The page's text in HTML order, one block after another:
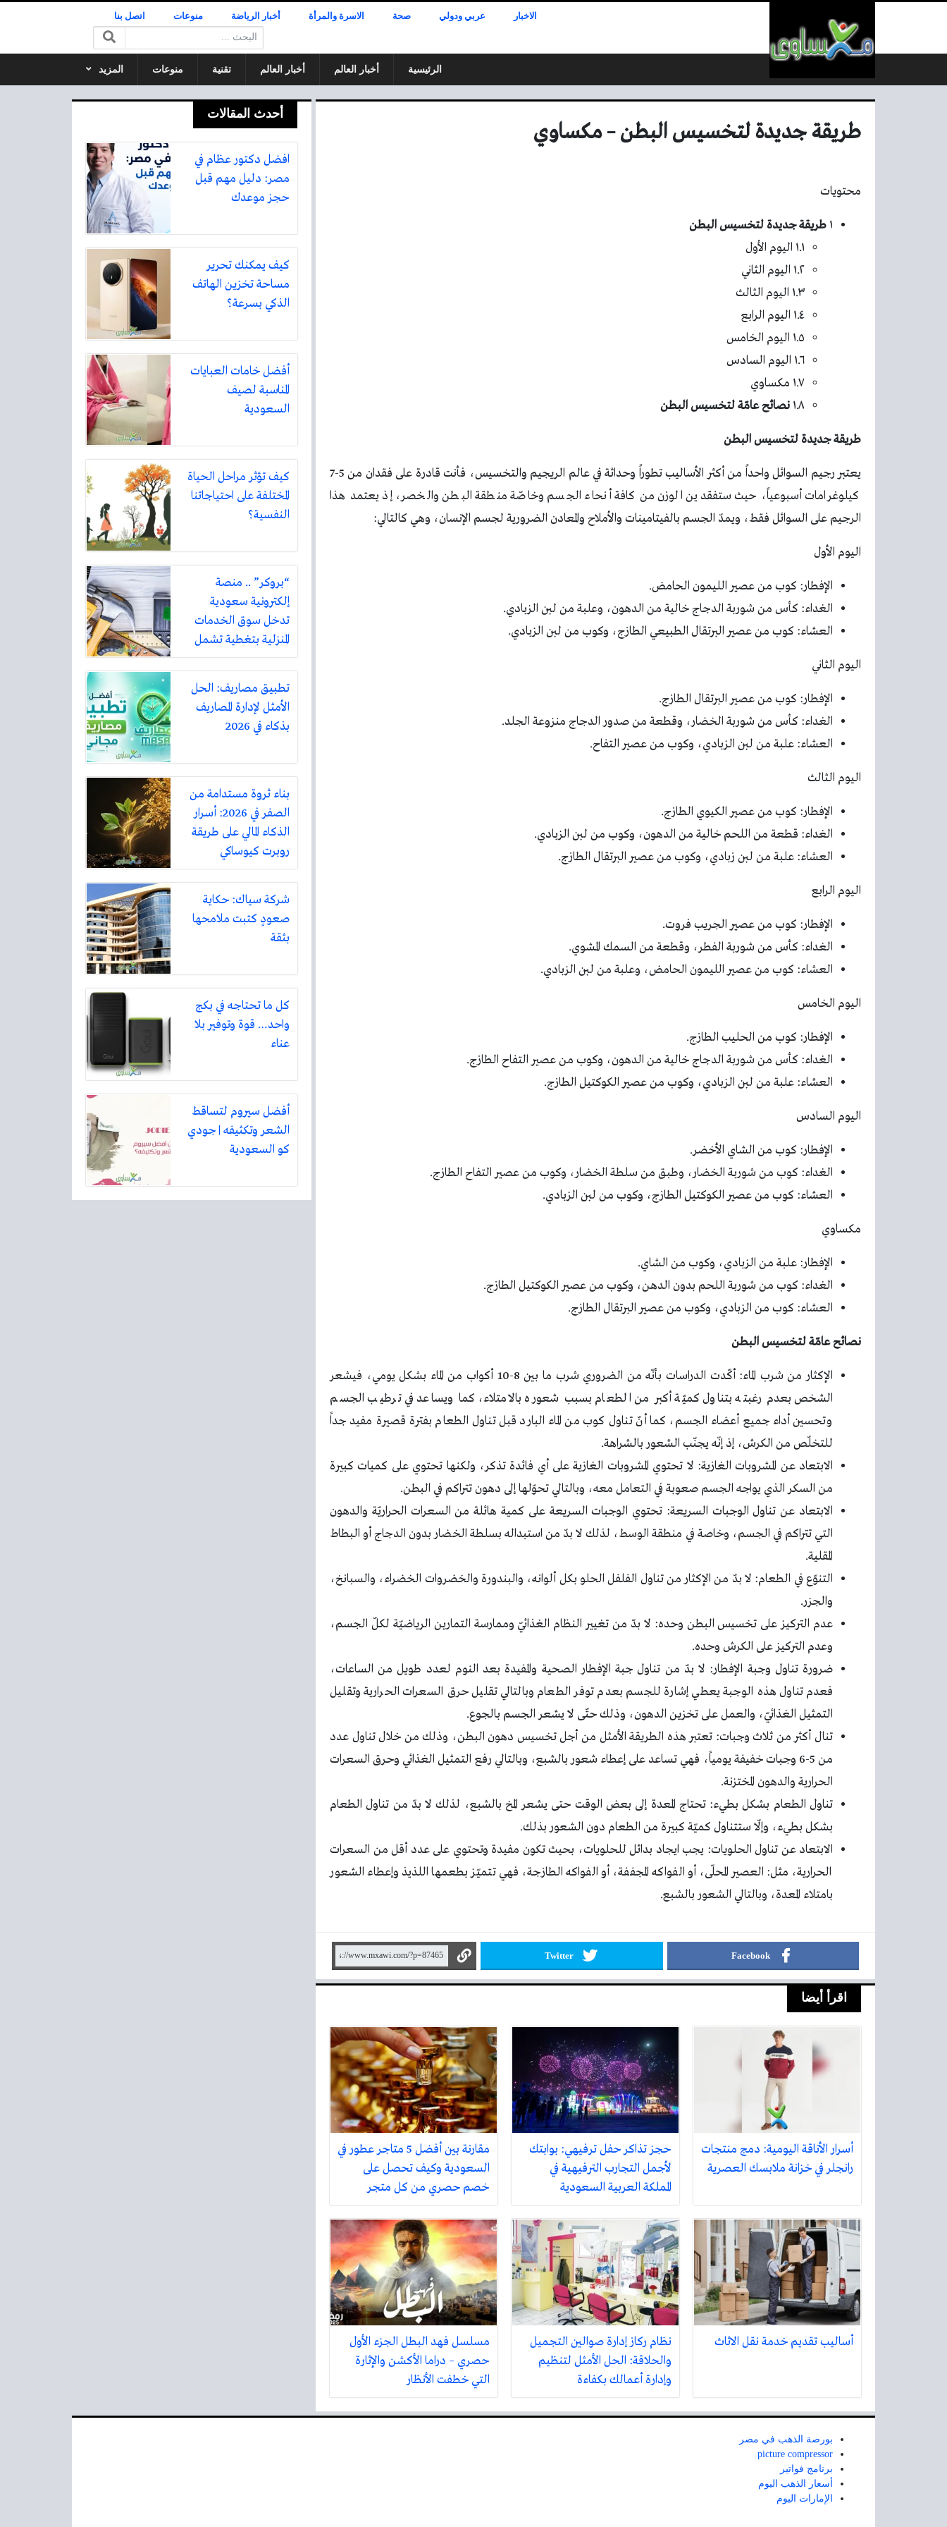
الاخبار عربي ودولي صحة الاسرة والمرأة أخبار الرياضة منوعات اتصل بنا
البحث:
الرئيسية أخبار العالم أخبار العالم تقنية منوعات المزيد
طريقة جديدة لتخسيس البطن – مكساوي
محتويات
١ طريقة جديدة لتخسيس البطن
١.١ اليوم الأول
١.٢ اليوم الثاني
١.٣ اليوم الثالث
١.٤ اليوم الرابع
١.٥ اليوم الخامس
١.٦ اليوم السادس
١.٧ مكساوي
١.٨ نصائح عامّة لتخسيس البطن
طريقة جديدة لتخسيس البطن
يعتبر رجيم السوائل واحداً من أكثر الأساليب تطوراً وحداثة في عالم الريجيم والتخسيس، فأنت قادرة على فقدان من 5-7
كيلوغرامات أسبوعياً، حيث ستفقدين الوزن من كافة أنحاء الجسم وخاصّة منطقة البطن والخصر، إذ يعتمد هذا
الرجيم على السوائل فقط، ويمدّ الجسم بالفيتامينات والأملاح والمعادن الضرورية لجسم الإنسان، وهي كالتالي:
اليوم الأول
الإفطار: كوب من عصير الليمون الحامض.
الغداء: كأس من شوربة الدجاج خالية من الدهون، وعلبة من لبن الزبادي.
العشاء: كوب من عصير البرتقال الطبيعي الطازج، وكوب من لبن الزبادي.
اليوم الثاني
الإفطار: كوب من عصير البرتقال الطازج.
الغداء: كأس من شوربة الخضار، وقطعة من صدور الدجاج منزوعة الجلد.
العشاء: علبة من لبن الزبادي، وكوب من عصير التفاح.
اليوم الثالث
الإفطار: كوب من عصير الكيوي الطازج.
الغداء: قطعة من اللحم خالية من الدهون، وكوب من لبن الزبادي.
العشاء: علبة من لبن زبادي، وكوب من عصير البرتقال الطازج.
اليوم الرابع
الإفطار: كوب من عصير الجريب فروت.
الغداء: كأس من شوربة الفطر، وقطعة من السمك المشوي.
العشاء: كوب من عصير الليمون الحامض، وعلبة من لبن الزبادي.
اليوم الخامس
الإفطار: كوب من الحليب الطازج.
الغداء: كأس من شوربة الدجاج خالية من الدهون، وكوب من عصير التفاح الطازج.
العشاء: علبة من لبن الزبادي، وكوب من عصير الكوكتيل الطازج.
اليوم السادس
الإفطار: كوب من الشاي الأخضر.
الغداء: كوب من شوربة الخضار، وطبق من سلطة الخضار، وكوب من عصير التفاح الطازج.
العشاء: كوب من عصير الكوكتيل الطازج، وكوب من لبن الزبادي.
مكساوي
الإفطار: علبة من الزبادي، وكوب من الشاي.
الغداء: كوب من شوربة اللحم بدون الدهن، وكوب من عصير الكوكتيل الطازج.
العشاء: كوب من الزبادي، وكوب من عصير البرتقال الطازج.
نصائح عامّة لتخسيس البطن
الإكثار من شرب الماء: أكّدت الدراسات بأنّه من الضروري شرب ما بين 8-10 أكواب من الماء بشكل يومي، فيشعر
الشخص بعدم رغبته بتناول كميّة أكبر من الطعام بسبب شعوره بالامتلاء، كما ويساعد في ترطيب الجسم
وتحسين أداء جميع أعضاء الجسم، كما أنّ تناول كوب من الماء البارد قبل تناول الطعام بفترة قصيرة مفيد جداً
للتخلّص من الكرش، إذ إنّه يجنّب الشعور بالشراهة.
الابتعاد عن المشروبات الغازية: لا تحتوي المشروبات الغازية على أي فائدة تذكر، ولكنها تحتوي على كميات كبيرة
من السكر الذي يواجه الجسم صعوبة في التعامل معه، وبالتالي تحوّلها إلى دهون تتراكم في البطن.
الابتعاد عن تناول الوجبات السريعة: تحتوي الوجبات السريعة على كمية هائلة من السعرات الحراريّة والدهون
التي تتراكم في الجسم، وخاصة في منطقة الوسط، لذلك لا بدّ من استبداله بسلطة الخضار بدون الدجاج أو البطاط
المقلية.
التنوّع في الطعام: لا بدّ من الإكثار من تناول الفلفل الحلو بكل ألوانه، والبندورة والخضروات الخضراء، والسبانخ،
والجزر.
عدم التركيز على تخسيس البطن وحده: لا بدّ من تغيير النظام الغذائيّ وممارسة التمارين الرياضيّة لكلّ الجسم،
وعدم التركيز على الكرش وحده.
ضرورة تناول وجبة الإفطار: لا بدّ من تناول جبة الإفطار الصحية والمفيدة بعد النوم لعدد طويل من الساعات،
فعدم تناول هذه الوجبة يعطي إشارة للجسم بعدم توفر الطعام وبالتالي تقليل حرق السعرات الحرارية وتقليل
التمثيل الغذائيّ، والعمل على تخزين الدهون، وذلك حتّى لا يشعر الجسم بالجوع.
تنال أكثر من ثلاث وجبات: تعتبر هذه الطريقة الأمثل من أجل تخسيس دهون البطن، وذلك من خلال تناول عدد
من 5-6 وجبات خفيفة يومياً، فهي تساعد على إعطاء شعور بالشبع، وبالتالي رفع التمثيل الغذائي وحرق السعرات
الحرارية والدهون المختزنة.
تناول الطعام بشكل بطيء: تحتاج المعدة إلى بعض الوقت حتى يشعر المخ بالشبع، لذلك لا بدّ من تناول الطعام
بشكل بطيء، وإلّا ستتناول كميّة كبيرة من الطعام دون الشعور بذلك.
الابتعاد عن تناول الحلويات: يجب ايجاد بدائل للحلويات، بحيث تكون مفيدة وتحتوي على عدد أقل من السعرات
الحرارية، مثل: العصير المحلّى، أو الفواكه المجففة، أو الفواكه الطازجة، فهي تتميّز بطعمها اللذيذ وإعطاء الشعور
بامتلاء المعدة، وبالتالي الشعور بالشبع.
Facebook
Twitter
اقرأ أيضا
أسرار الأناقة اليومية: دمج منتجات
رانجلر في خزانة ملابسك العصرية
حجز تذاكر حفل ترفيهي: بوابتك
لأجمل التجارب الترفيهية في
المملكة العربية السعودية
مقارنة بين أفضل 5 متاجر عطور في
السعودية وكيف تحصل على
خصم حصري من كل متجر
أساليب تقديم خدمة نقل الاثاث
نظام ركاز إدارة صوالين التجميل
والحلاقة: الحل الأمثل لتنظيم
وإدارة أعمالك بكفاءة
مسلسل فهد البطل الجزء الأول
حصري – دراما الأكشن والإثارة
التي خطفت الأنظار
أحدث المقالات
افضل دكتور عظام في
مصر: دليل مهم قبل
حجز موعدك
كيف يمكنك تحرير
مساحة تخزين الهاتف
الذكي بسرعة؟
أفضل خامات العبايات
المناسبة لصيف
السعودية
كيف تؤثر مراحل الحياة
المختلفة على احتياجاتنا
النفسية؟
“بروكر” .. منصة
إلكترونية سعودية
تدخل سوق الخدمات
المنزلية بتغطية تشمل
أكثر من ثلاثين مدينة
تطبيق مصاريف: الحل
الأمثل لإدارة المصاريف
بذكاء في 2026
بناء ثروة مستدامة من
الصفر في 2026: أسرار
الذكاء المالي على طريقة
روبرت كيوساكي
شركة سياك: حكاية
صعودٍ كتبت ملامحها
بثقة
كل ما تحتاجه في بكج
واحد… قوة وتوفير بلا
عناء
أفضل سيروم لتساقط
الشعر وتكثيفه | جودي
كو السعودية
بورصة الذهب في مصر
picture compressor
برنامج فواتير
أسعار الذهب اليوم
الإمارات اليوم